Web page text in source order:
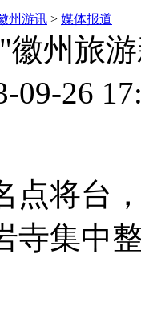
州游讯 > 媒体报道
徽州旅
09-26
将台，
寺集中